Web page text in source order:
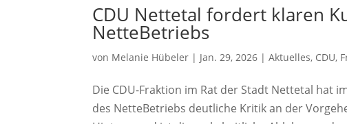
CDU Nettetal fordert klaren
NetteBetriebs
von Melanie Hübeler | Jan. 29, 2026 |Aktuelles, CDU,
Die CDU-Fraktion im Rat der Stadt Nettetal hat
des NetteBetriebs deutliche Kritik an der